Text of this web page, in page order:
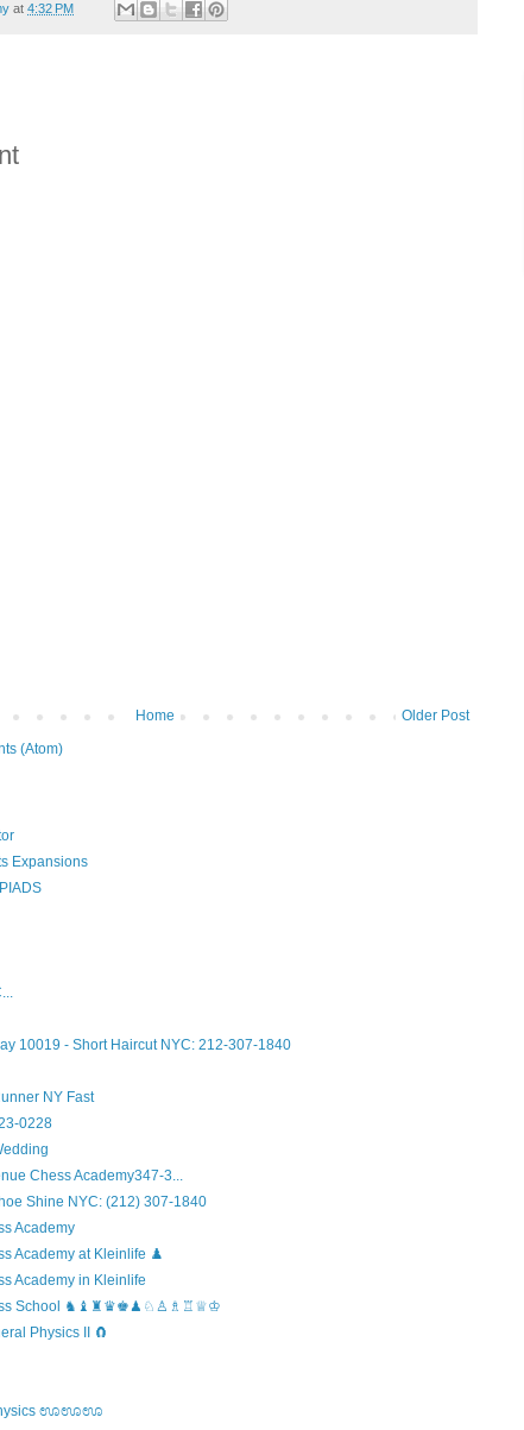
at 4:32 PM
Older Post
Home
(Atom)
Expansions
10019 - Short Haircut NYC: 212-307-1840
NY Fast
0228
Chess Academy347-3...
Shine NYC: (212) 307-1840
Academy
Academy at Kleinlife ♟️
Academy in Kleinlife
School ♞♝♜♛♚♟♘♙♗♖♕♔
Physics II 🧲
ಊಊಊ